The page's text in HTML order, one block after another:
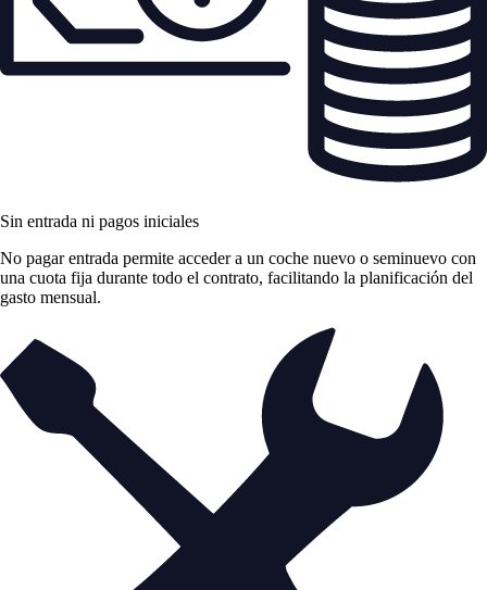
Sin entrada ni pagos iniciales
No pagar entrada permite acceder a un coche nuevo o seminuevo con
una cuota fija durante todo el contrato, facilitando la planificación del
gasto mensual.